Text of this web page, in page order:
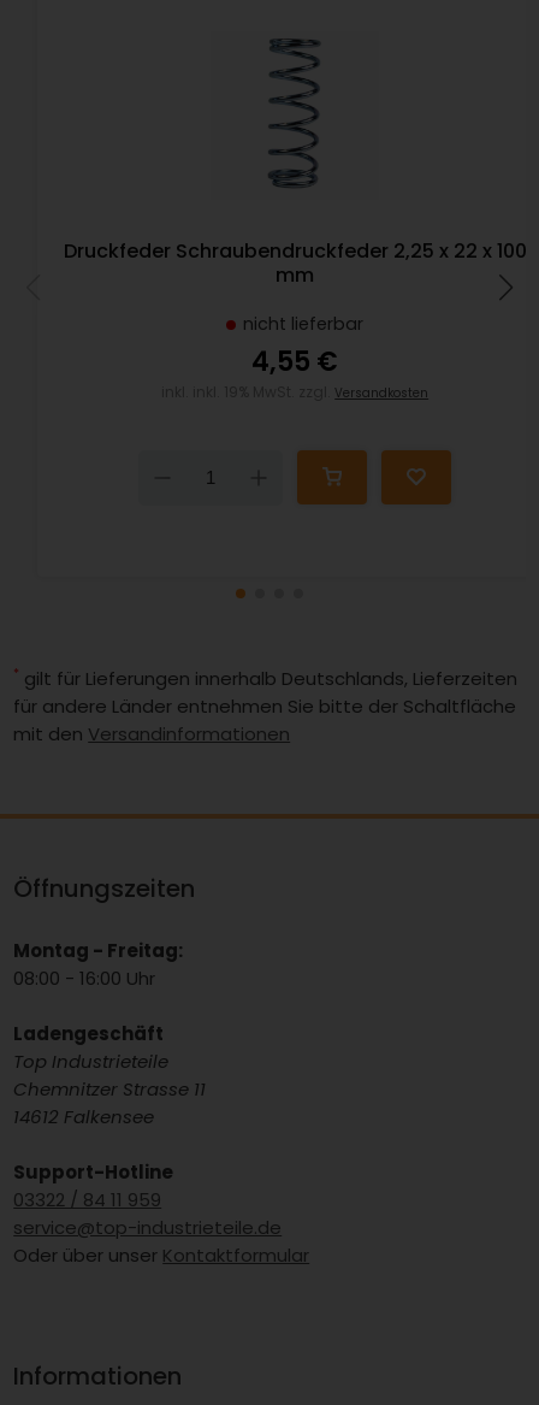
Druckfeder Schraubendruckfeder 2,25 x 22 x 100
mm
nicht lieferbar
4,55 €
Versandkosten
Down
* gilt für Lieferungen innerhalb Deutschlands, Lieferzeiten
für andere Länder entnehmen Sie bitte der Schaltfläche
mit den Versandinformationen
Öffnungszeiten
Montag - Freitag:
08:00 - 16:00 Uhr
Ladengeschäft
Top Industrieteile
Chemnitzer Strasse 11
14612 Falkensee
Support-Hotline
03322 / 84 11 959
service@top-industrieteile.de
Oder über unser Kontaktformular
Informationen